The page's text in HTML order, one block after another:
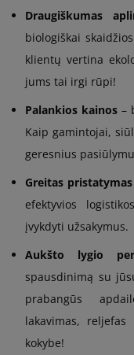
Draugiškumas
biologiškai
klientų vertina
jums tai irgi rūpi!
Palankios kainos –
Kaip gamintojai,
geresnius
Greitas pristatymas
efektyvios
įvykdyti užsakymus.
Aukšto lygio
spausdinimą su
prabangūs
lakavimas,
kokybe!